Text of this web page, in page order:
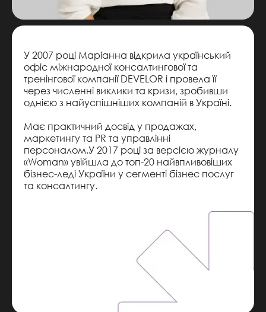
У 2007 році Маріанна відкрила український
офіс міжнародної консалтингової та
тренінгової компанії DEVELOR і провела її
через численні виклики та кризи, зробивши
однією з найуспішніших компаній в Україні.
Має практичний досвід у продажах,
маркетингу та PR та управлінні
персоналом.У 2017 році за версією журналу
«Woman» увійшла до топ-20 найвпливовіших
бізнес-леді України у сегменті бізнес послуг
та консалтингу.